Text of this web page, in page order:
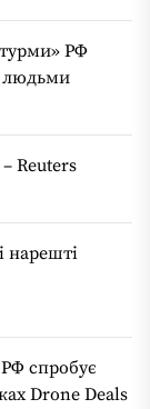
РФ
людьми
Reuters
нарешті
спробує
Drone Deals